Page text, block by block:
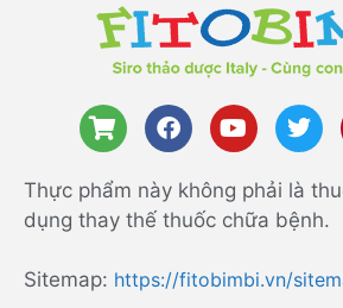
Thực phẩm này không phải là
dụng thay thế thuốc chữa bệnh.
Sitemap: https://fitobimbi.vn/